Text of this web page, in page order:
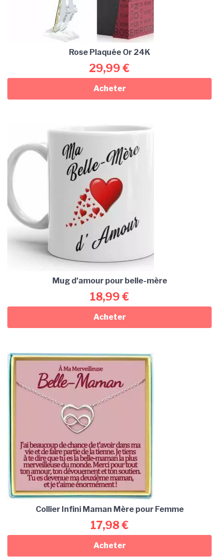
Rose Plaquée Or 24K
29,99 €
Acheter
Mug d’amour pour belle-mère
18,99 €
Acheter
Collier Infini Maman Mère pour Femme
17,98€
Acheter